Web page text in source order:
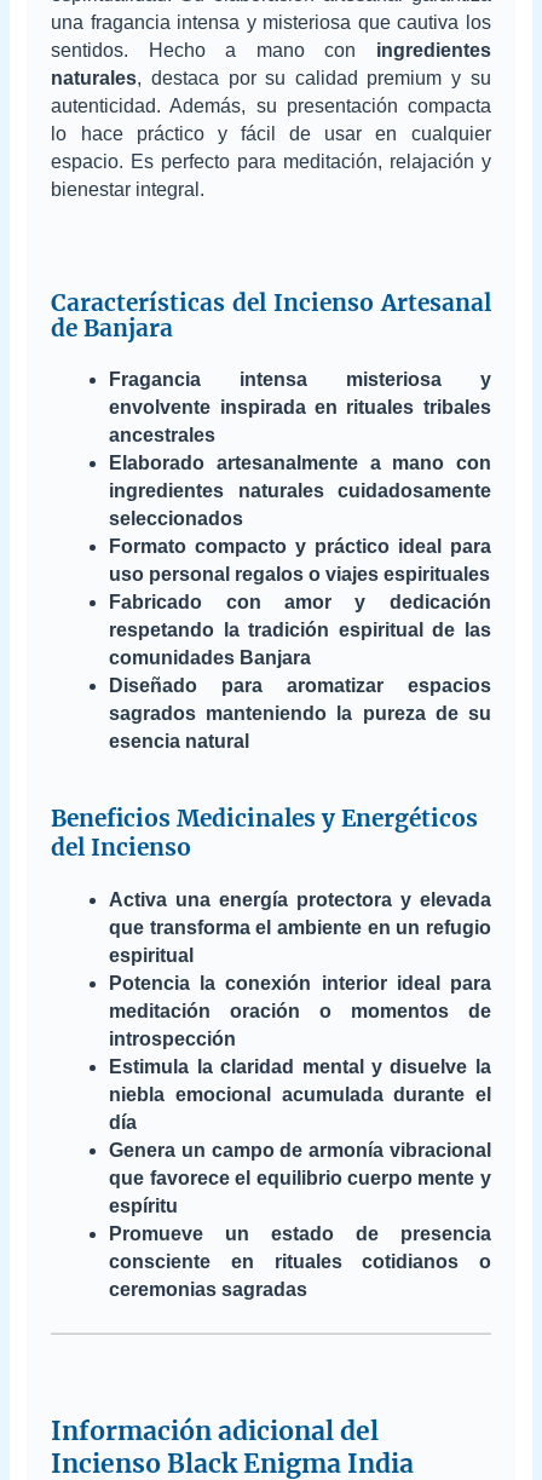
una fragancia intensa y misteriosa que cautiva los
sentidos. Hecho a mano con ingredientes
naturales, destaca por su calidad premium y su
autenticidad. Además, su presentación compacta
lo hace práctico y fácil de usar en cualquier
espacio. Es perfecto para meditación, relajación y
bienestar integral.
Características del Incienso Artesanal
de Banjara
Fragancia intensa misteriosa y
envolvente inspirada en rituales tribales
ancestrales
Elaborado artesanalmente a mano con
ingredientes naturales cuidadosamente
seleccionados
Formato compacto y práctico ideal para
uso personal regalos o viajes espirituales
Fabricado con amor y dedicación
respetando la tradición espiritual de las
comunidades Banjara
Diseñado para aromatizar espacios
sagrados manteniendo la pureza de su
esencia natural
Beneficios Medicinales y Energéticos
del Incienso
Activa una energía protectora y elevada
que transforma el ambiente en un refugio
espiritual
Potencia la conexión interior ideal para
meditación oración o momentos de
introspección
Estimula la claridad mental y disuelve la
niebla emocional acumulada durante el
día
Genera un campo de armonía vibracional
que favorece el equilibrio cuerpo mente y
espíritu
Promueve un estado de presencia
consciente en rituales cotidianos o
ceremonias sagradas
Información adicional del
Incienso Black Enigma India